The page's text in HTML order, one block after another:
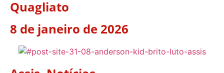
Quagliato
8 de janeiro de 2026